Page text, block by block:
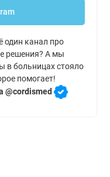
один канал про
решения? А мы
в больницах стояло
помогает!
@cordismed